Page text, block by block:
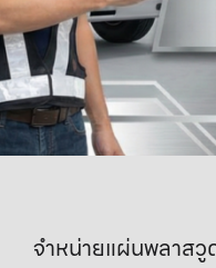
จำหน่ายแผ่นพลาสวู